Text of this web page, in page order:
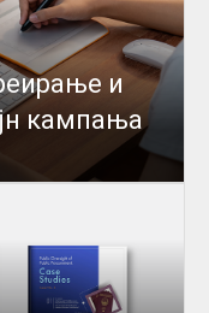
и
кампања